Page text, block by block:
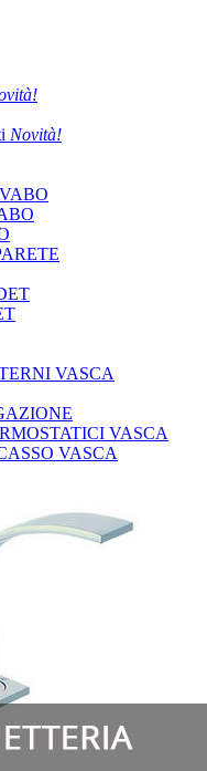
Novità!
VASCA
VASCA
VASCA